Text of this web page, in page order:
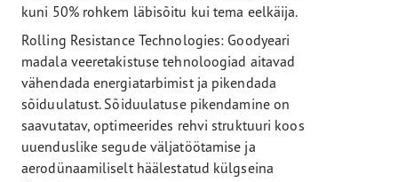
kuni 50% rohkem läbisõitu kui tema eelkäija.
Rolling Resistance Technologies: Goodyeari
madala veeretakistuse tehnoloogiad aitavad
vähendada energiatarbimist ja pikendada
sõiduulatust. Sõiduulatuse pikendamine on
saavutatav, optimeerides rehvi struktuuri koos
uuenduslike segude väljatöötamise ja
aerodünaamiliselt häälestatud külgseina